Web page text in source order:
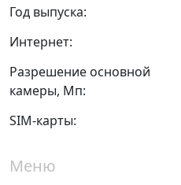
Год выпуска:
Интернет:
Разрешение основной
камеры, Мп:
SIM-карты:
Меню